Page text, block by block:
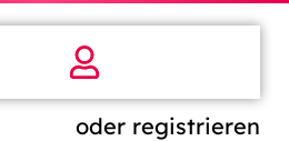
oder registrieren